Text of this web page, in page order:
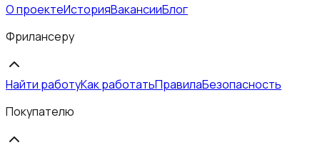
О проектеИсторияВакансииБлог
Фрилансеру
Найти работуКак работатьПравилаБезопасность
Покупателю